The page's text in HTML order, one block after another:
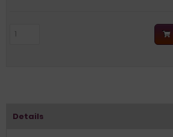
Details